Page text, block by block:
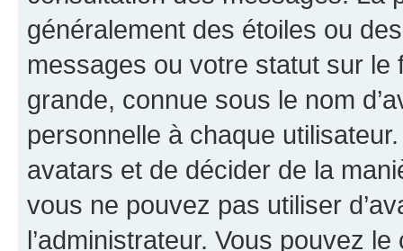
généralement des étoiles ou
messages ou votre statut sur
grande, connue sous le nom
personnelle à chaque utilisateur.
avatars et de décider de la
vous ne pouvez pas utiliser
l’administrateur. Vous pouvez